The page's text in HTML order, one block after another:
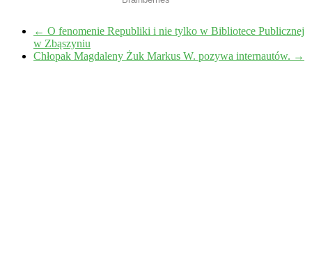
← O fenomenie Republiki i nie tylko w Bibliotece Publicznej
w Zbąszyniu
Chłopak Magdaleny Żuk Markus W. pozywa internautów. →